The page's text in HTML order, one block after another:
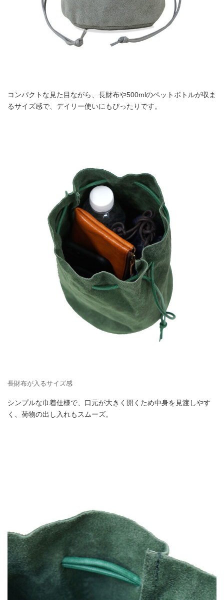
コンパクトな見た目ながら、長財布や500mlのペットボトルが収ま
るサイズ感で、デイリー使いにもぴったりです。
長財布が入るサイズ感
シンプルな巾着仕様で、口元が大きく開くため中身を見渡しやす
く、荷物の出し入れもスムーズ。